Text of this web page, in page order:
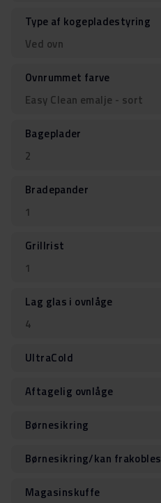
Type af kogepladestyring
Ved ovn
Ovnrummet farve
Easy Clean emalje - sort
Bageplader
2
Bradepander
1
Grillrist
1
Lag glas i ovnlåge
4
UltraCold
Aftagelig ovnlåge
Børnesikring
Børnesikring/kan frakobles
Magasinskuffe